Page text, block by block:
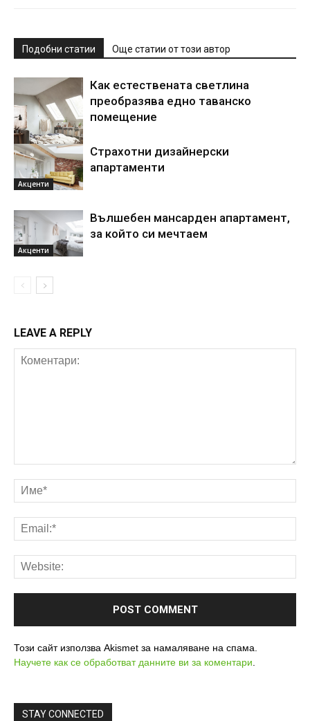
Подобни статии Още статии от този автор
Акценти
Как естествената светлина
преобразява едно таванско
помещение
Акценти
Страхотни дизайнерски
апартаменти
Акценти
Вълшебен мансарден апартамент,
за който си мечтаем
LEAVE A REPLY
Този сайт използва Akismet за намаляване на спама.
Научете как се обработват данните ви за коментари
STAY CONNECTED